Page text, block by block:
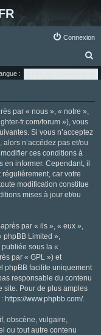
Connexion
e
:
par « nous », « notre »,
fr.com/forum »), vous
Si vous n’acceptez
n’accédez pas et/ou
ces conditions à
en informer. Cependant, il
car votre
modification constitue
mises à jour et/ou
par « ils », « eux »,
phpBB Limited »,
sous la «
par « GPL ») et
phpBB facilite uniquement
responsable du contenu
site. Pour de plus amples
https://www.phpbb.com/.
obscène, vulgaire,
ou tout autre contenu